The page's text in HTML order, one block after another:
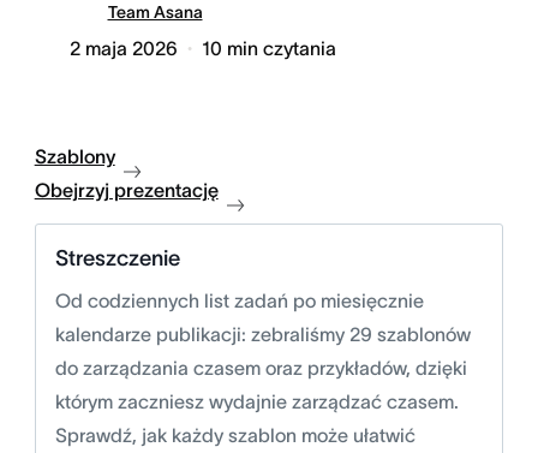
Team Asana
2 maja 2026 10 min czytania
Szablony
Obejrzyj prezentację
Streszczenie
Od codziennych list zadań po miesięcznie
kalendarze publikacji: zebraliśmy 29 szablonów
do zarządzania czasem oraz przykładów, dzięki
którym zaczniesz wydajnie zarządzać czasem.
Sprawdź, jak każdy szablon może ułatwić